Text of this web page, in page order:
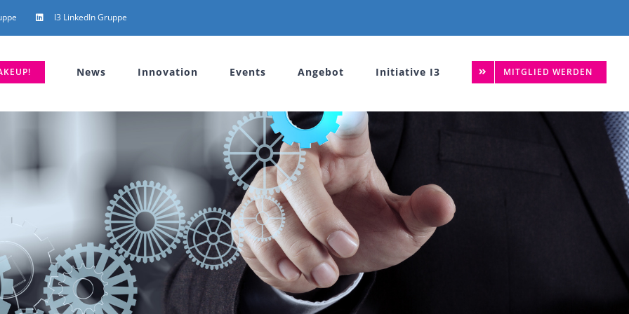
I3 LinkedIn Gruppe
News Innovation Events Angebot Initiative I3 MITGLIED WERDEN